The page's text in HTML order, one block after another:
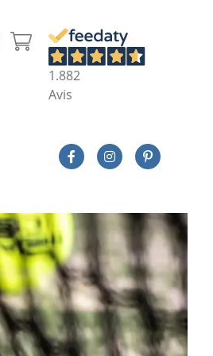
1.882
Avis